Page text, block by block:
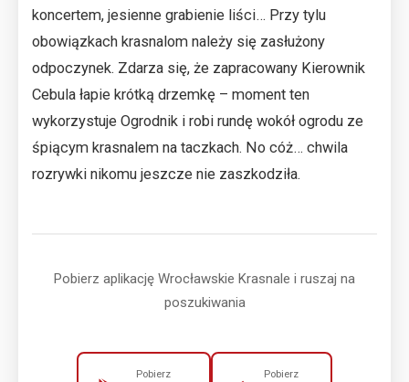
koncertem, jesienne grabienie liści… Przy tylu
obowiązkach krasnalom należy się zasłużony
odpoczynek. Zdarza się, że zapracowany Kierownik
Cebula łapie krótką drzemkę – moment ten
wykorzystuje Ogrodnik i robi rundę wokół ogrodu ze
śpiącym krasnalem na taczkach. No cóż… chwila
rozrywki nikomu jeszcze nie zaszkodziła.
Pobierz aplikację Wrocławskie Krasnale i ruszaj na
poszukiwania
Pobierz Pobierz